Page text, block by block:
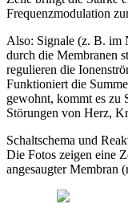
Frequenzmodulation
Also: Signale (z. B. im
durch die Membranen
regulieren die
Funktioniert die
gewohnt, kommt es zu
Störungen von Herz,
Schaltschema und
Die Fotos zeigen eine
angesaugter Membran